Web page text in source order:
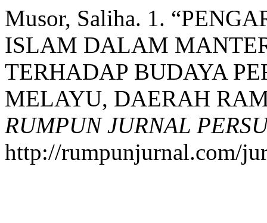
Musor, Saliha. 1.
ISLAM DALAM
TERHADAP BUDAYA
MELAYU, DAERAH
RUMPUN JURNAL
http://rumpunjurnal.com/